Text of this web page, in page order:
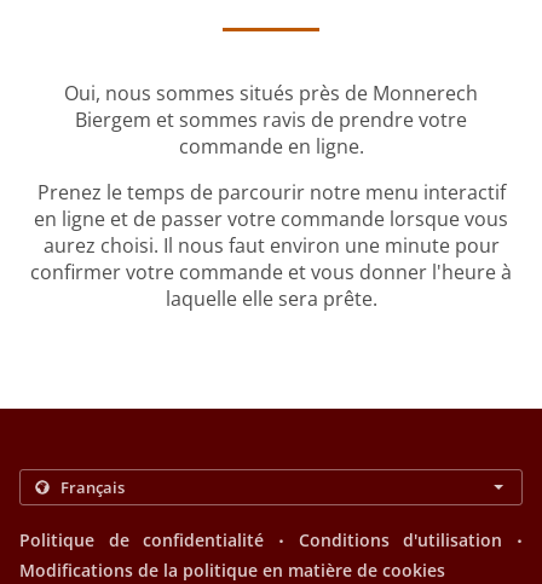
Oui, nous sommes situés près de Monnerech
Biergem et sommes ravis de prendre votre
commande en ligne.
Prenez le temps de parcourir notre menu interactif
en ligne et de passer votre commande lorsque vous
aurez choisi. Il nous faut environ une minute pour
confirmer votre commande et vous donner l'heure à
laquelle elle sera prête.
Politique de confidentialité . Conditions d'utilisation .
Modifications de la politique en matière de cookies